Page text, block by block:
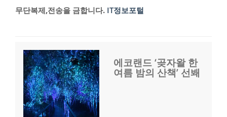
무단복제,전송을 금합니다. IT정보포털
에코랜드 ‘곶자왈 한
여름 밤의 산책’ 선봬